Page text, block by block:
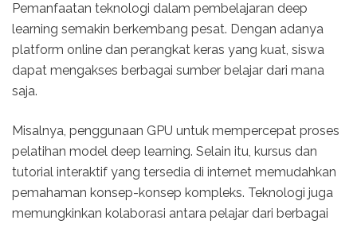
Pemanfaatan teknologi dalam pembelajaran deep
learning semakin berkembang pesat. Dengan adanya
platform online dan perangkat keras yang kuat, siswa
dapat mengakses berbagai sumber belajar dari mana
saja.
Misalnya, penggunaan GPU untuk mempercepat proses
pelatihan model deep learning. Selain itu, kursus dan
tutorial interaktif yang tersedia di internet memudahkan
pemahaman konsep-konsep kompleks. Teknologi juga
memungkinkan kolaborasi antara pelajar dari berbagai